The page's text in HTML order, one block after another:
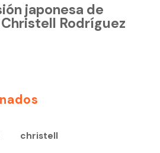
japonesa de
Rodríguez
christell